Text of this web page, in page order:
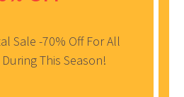
Sale -70% Off For All
This Season!